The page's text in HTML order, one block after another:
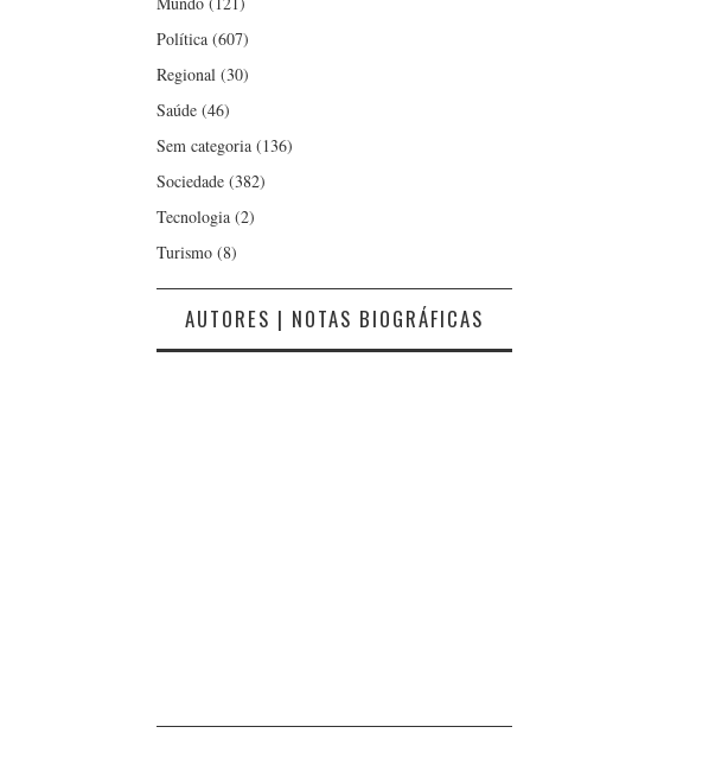
Política (607)
Regional (30)
Saúde (46)
Sem categoria (136)
Sociedade (382)
Tecnologia (2)
Turismo (8)
AUTORES | NOTAS BIOGRÁFICAS